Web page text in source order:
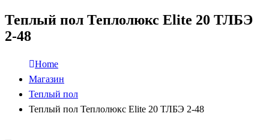
Теплый пол Теплолюкс Elite 20 ТЛБЭ
2-48
Home
Магазин
Теплый пол
Теплый пол Теплолюкс Elite 20 ТЛБЭ 2-48